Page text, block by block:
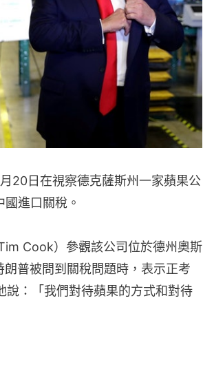
20日在視察德克薩斯州一家蘋果公
進口關稅。
Cook）參觀該公司位於德州奧斯
普被問到關稅問題時，表示正考
說：「我們對待蘋果的方式和對待